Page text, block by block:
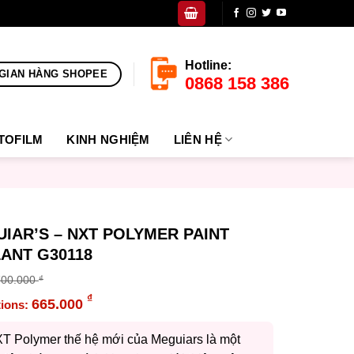
HÀNG SHOPEE
Hotline:
0868 158 386
KINH NGHIỆM LIÊN HỆ
– NXT POLYMER PAINT
G30118
₫
665.000 ₫
Polymer thế hệ mới của Meguiars là một